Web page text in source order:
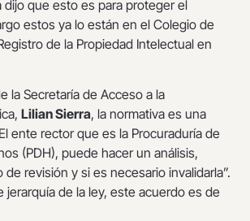
dijo que esto es para proteger el
estos ya lo están en el Colegio de
de la Propiedad Intelectual en
la Secretaría de Acceso a la
Lilian Sierra, la normativa es una
ente rector que es la Procuraduría de
(PDH), puede hacer un análisis,
revisión y si es necesario invalidarla”.
jerarquía de la ley, este acuerdo es de